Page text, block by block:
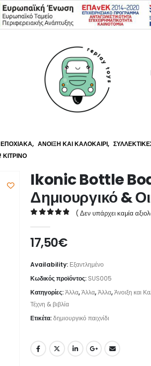
ΕΠΟΧΙΑΚΆ, ΆΝΟΙΞΗ ΚΑΙ ΚΑΛΟΚΑΊΡΙ,
Ikonic Bottle
Δημιουργικό &
( Δεν υπάρχει καμία
17,50€
Availability: Εξαντλημένο
Κωδικός προϊόντος: SUS005
Κατηγορίες:Άλλα,Άλλα,Άλλα,Άνοιξη και
Τέχνη & βιβλία
Ετικέτα:δημιουργικό παιχνίδι